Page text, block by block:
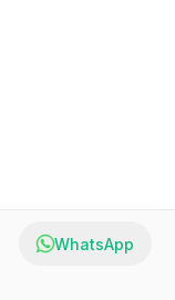
WhatsApp